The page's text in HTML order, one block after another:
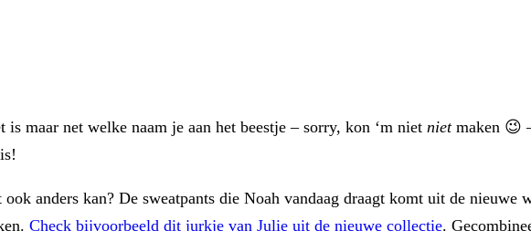
maar net welke naam je aan het beestje – sorry, kon ‘m niet nietmaken 😉
anders kan? De sweatpants die Noah vandaag draagt komt uit de nieuwe
Check bijvoorbeeld dit jurkje van Julie uit de nieuwe collectie.